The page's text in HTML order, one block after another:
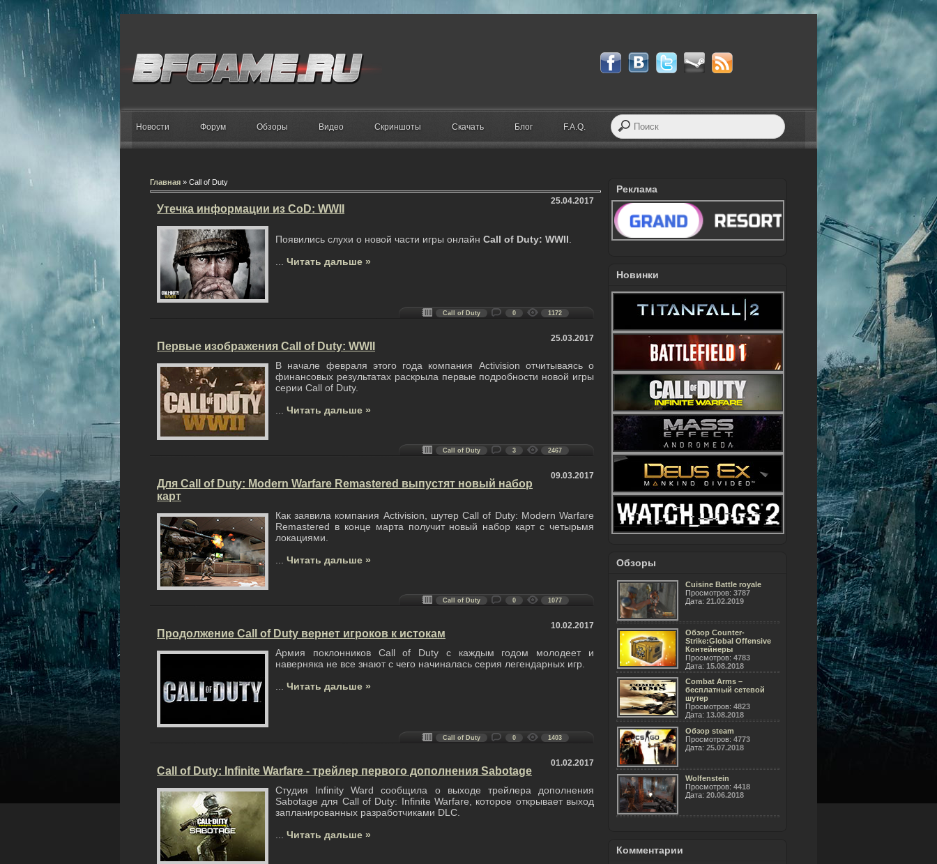
Новости Форум Обзоры Видео Скриншоты Скачать Блог F.A.Q.
Главная » Call of Duty
25.04.2017
Утечка информации из CoD: WWII
Появились слухи о новой части игры онлайн Call of Duty: WWII
Читать дальше »
Call of Duty 0 1172
25.03.2017
Первые изображения Call of Duty: WWII
В начале февраля этого года компания Activision отчитываясь о
финансовых результатах раскрыла первые подробности новой игры
серии Call of Duty.
Читать дальше »
Call of Duty 3 2467
09.03.2017
Для Call of Duty: Modern Warfare Remastered выпустят новый набор
карт
Как заявила компания Activision, шутер Call of Duty: Modern Warfare
Remastered в конце марта получит новый набор карт с четырьмя
локациями.
Читать дальше »
Call of Duty 0 1077
10.02.2017
Продолжение Call of Duty вернет игроков к истокам
Армия поклонников Call of Duty с каждым годом молодеет и
наверняка не все знают с чего начиналась серия легендарных игр.
Читать дальше »
Call of Duty 0 1403
01.02.2017
Call of Duty: Infinite Warfare - трейлер первого дополнения Sabotage
Студия Infinity Ward сообщила о выходе трейлера дополнения
Sabotage для Call of Duty: Infinite Warfare, которое открывает выход
запланированных разработчиками DLC.
Читать дальше »
Реклама
Новинки
Обзоры
Cuisine Battle royale
Просмотров: 3787
Дата: 21.02.2019
Обзор Counter-
Strike:Global Offensive
Контейнеры
Просмотров: 4783
Дата: 15.08.2018
Combat Arms –
бесплатный сетевой
шутер
Просмотров: 4823
Дата: 13.08.2018
Обзор steam
Просмотров: 4773
Дата: 25.07.2018
Wolfenstein
Просмотров: 4418
Дата: 20.06.2018
Комментарии